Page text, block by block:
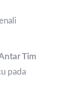
Tim
pada